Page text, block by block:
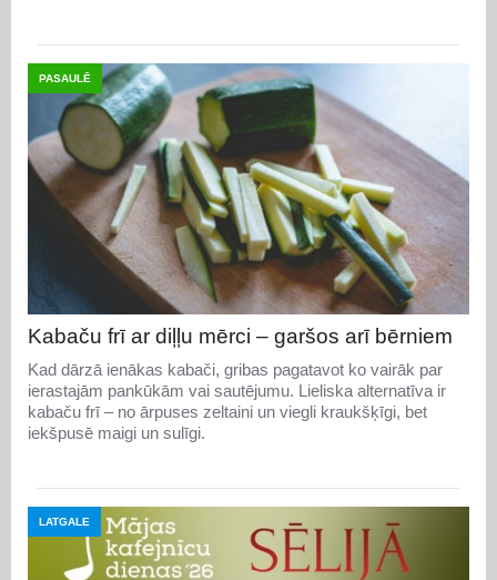
PASAULĒ
Kabaču frī ar diļļu mērci – garšos arī bērniem
Kad dārzā ienākas kabači, gribas pagatavot ko vairāk par
ierastajām pankūkām vai sautējumu. Lieliska alternatīva ir
kabaču frī – no ārpuses zeltaini un viegli kraukšķīgi, bet
iekšpusē maigi un sulīgi.
LATGALE